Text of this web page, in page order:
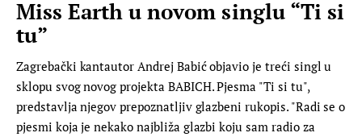
Miss Earth u novom singlu “Ti si
tu”
Zagrebački kantautor Andrej Babić objavio je treći singl u
sklopu svog novog projekta BABICH. Pjesma "Ti si tu",
predstavlja njegov prepoznatljiv glazbeni rukopis. "Radi se o
pjesmi koja je nekako najbliža glazbi koju sam radio za